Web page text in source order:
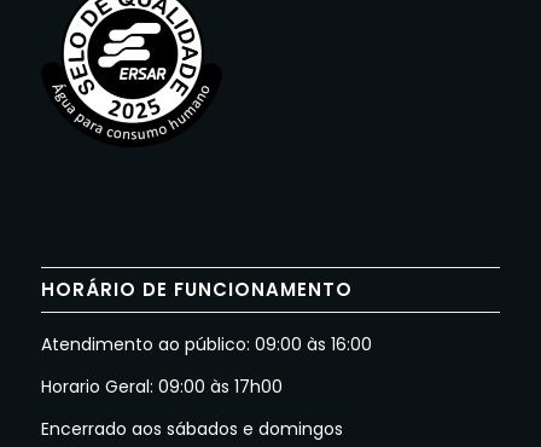
HORÁRIO DE FUNCIONAMENTO
Atendimento ao público: 09:00 às 16:00
Horario Geral: 09:00 às 17h00
Encerrado aos sábados e domingos